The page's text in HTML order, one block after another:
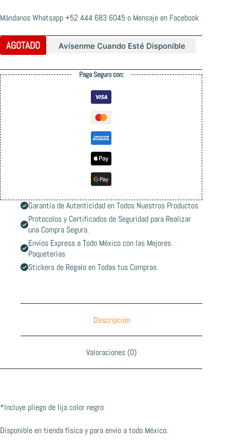
Mándanos Whatsapp+52 444 683 6045 o Mensaje en Facebook
AGOTADO Avísenme Cuando Esté Disponible
Paga Seguro con:
Garantía de Autenticidad en Todos Nuestros Productos
Protocolos y Certificados de Seguridad para Realizar
una Compra Segura.
Envíos Express a Todo México con las Mejores
Paqueterías
Stickers de Regalo en Todas tus Compras
Descripción
Valoraciones (0)
*Incluye pliego de lija color negro
Disponible en tienda física y para envío a todo México.